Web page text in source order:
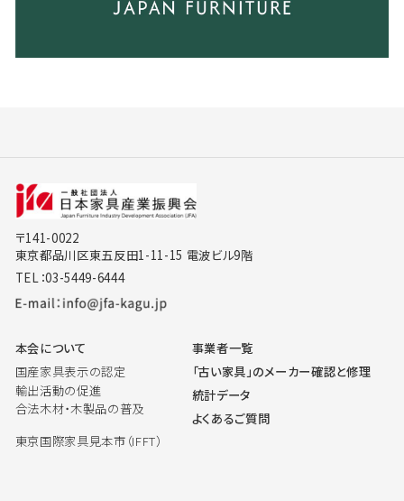
〒141-0022
東京都品川区東五反田1-11-15 電波ビル9階
TEL：03-5449-6444
本会について
国産家具表示の認定
輸出活動の促進
合法木材・木製品の普及
東京国際家具見本市（IFFT）
事業者一覧
「古い家具」のメーカー確認と修理
統計データ
よくあるご質問